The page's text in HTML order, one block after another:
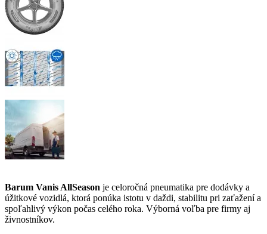
Barum Vanis AllSeason je celoročná pneumatika pre dodávky a
úžitkové vozidlá, ktorá ponúka istotu v daždi, stabilitu pri zaťažení a
spoľahlivý výkon počas celého roka. Výborná voľba pre firmy aj
živnostníkov.